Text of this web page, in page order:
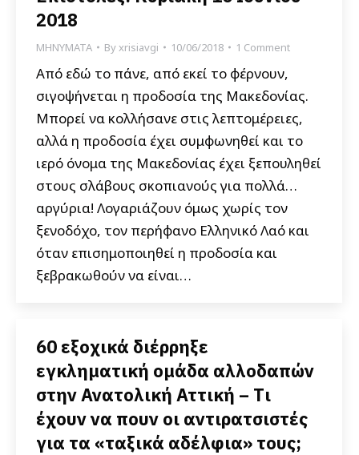
2018
ΜΗΝΥΜΑΤΑ Byxrisiavgi 10/06/2018 1 Comment
Από εδώ το πάνε, από εκεί το φέρνουν,
σιγοψήνεται η προδοσία της Μακεδονίας.
Μπορεί να κολλήσανε στις λεπτομέρειες,
αλλά η προδοσία έχει συμφωνηθεί και το
ιερό όνομα της Μακεδονίας έχει ξεπουληθεί
στους σλάβους σκοπιανούς για πολλά…
αργύρια! Λογαριάζουν όμως χωρίς τον
ξενοδόχο, τον περήφανο Ελληνικό Λαό και
όταν επισημοποιηθεί η προδοσία και
ξεβρακωθούν να είναι…
60 εξοχικά διέρρηξε
εγκληματική ομάδα αλλοδαπών
στην Ανατολική Αττική – Tι
έχουν να πουν οι αντιρατσιστές
για τα «ταξικά αδέλφια» τους;